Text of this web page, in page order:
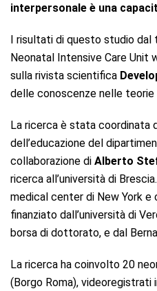
interpersonale è una
I risultati di questo studio
Neonatal Intensive Care Unit
sulla rivista scientifica
delle conoscenze nelle teorie
La ricerca è stata coordinata
dell’educazione del
collaborazione di Alberto
ricerca all’università di
medical center di New York
finanziato dall’università di
borsa di dottorato, e dal
La ricerca ha coinvolto 20
(Borgo Roma), videoregistrati